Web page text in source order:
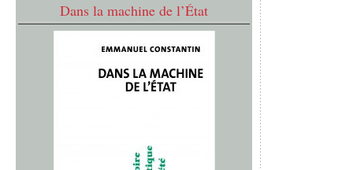
Dans la machine de l’État